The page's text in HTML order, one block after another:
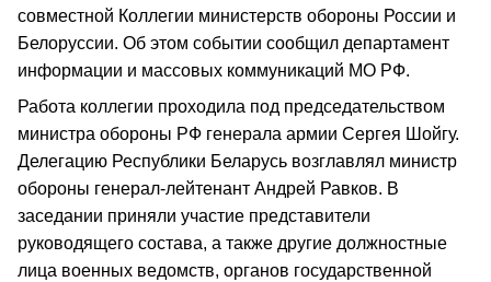
совместной Коллегии министерств обороны России и
Белоруссии. Об этом событии сообщил департамент
информации и массовых коммуникаций МО РФ.
Работа коллегии проходила под председательством
министра обороны РФ генерала армии Сергея Шойгу.
Делегацию Республики Беларусь возглавлял министр
обороны генерал‑лейтенант Андрей Равков. В
заседании приняли участие представители
руководящего состава, а также другие должностные
лица военных ведомств, органов государственной